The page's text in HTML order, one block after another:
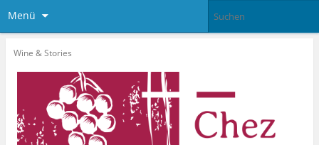
Menü
Wine & Stories